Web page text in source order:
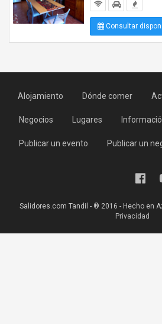
Consultar
Alojamiento Dónde comer
Negocios Lugares
Publicar un evento Publicar un
Salidores.com Tandil - ® 2016 - Hecho en
Privacidad